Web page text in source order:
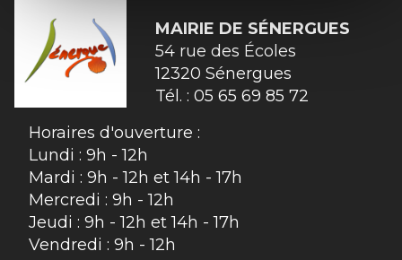
MAIRIE DE SÉNERGUES
54 rue des Écoles
12320 Sénergues
Tél. : 05 65 69 85 72
Horaires d'ouverture :
Lundi : 9h - 12h
Mardi : 9h - 12h et 14h - 17h
Mercredi : 9h - 12h
Jeudi : 9h - 12h et 14h - 17h
Vendredi : 9h - 12h